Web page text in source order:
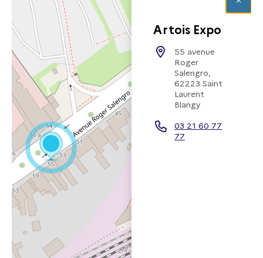
Artois Expo
55 avenue
Roger
Salengro,
62223 Saint
Laurent
Blangy
03 21 60 77
77